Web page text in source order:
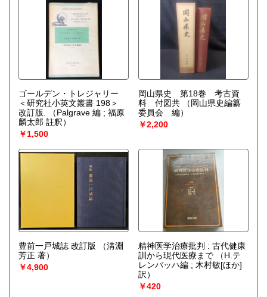
ゴールデン・トレジャリー
＜研究社小英文叢書 198＞
改訂版.
（Palgrave 編 ; 福原
麟太郎 註釈）
￥1,500
岡山県史 第18巻 考古資
料 付図共
（岡山県史編纂
委員会 編）
￥2,200
豊前一戸城誌 改訂版
（溝淵
芳正 著）
￥4,900
精神医学治療批判 : 古代健康
訓から現代医療まで
（H.テ
レンバッハ編 ; 木村敏[ほか]
訳）
￥420